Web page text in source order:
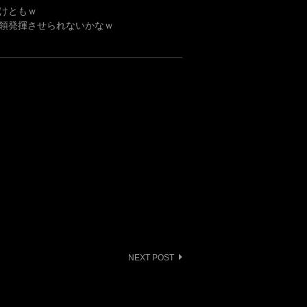
ともｗ
発揮させられないかなｗ
NEXT POST